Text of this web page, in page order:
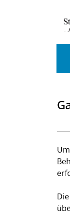
Zum Hauptinhalt